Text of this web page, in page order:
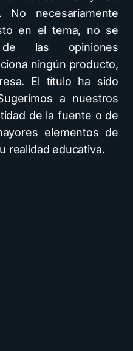
No necesariamente
en el tema, no se
las opiniones
ningún producto,
El título ha sido
a nuestros
de la fuente o de
elementos de
realidad educativa.